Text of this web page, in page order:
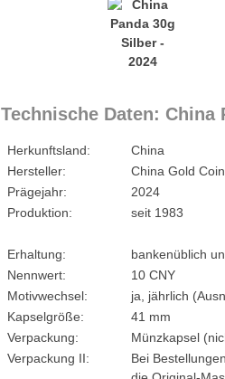
Technische Daten: China
Herkunftsland:
China
Hersteller:
China Gold
Prägejahr:
2024
Produktion:
seit 1983
Erhaltung:
bankenüblich
Nennwert:
10 CNY
Motivwechsel:
ja, jährlich
Kapselgröße:
41 mm
Verpackung:
Münzkapsel
Verpackung II:
Bei